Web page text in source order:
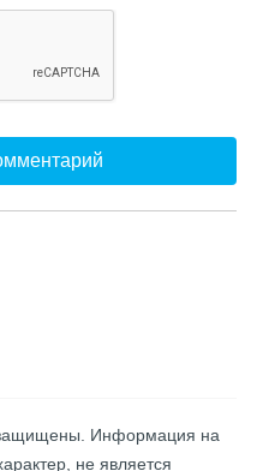
Информация на
не является